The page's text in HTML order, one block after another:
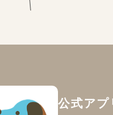
公式アプ